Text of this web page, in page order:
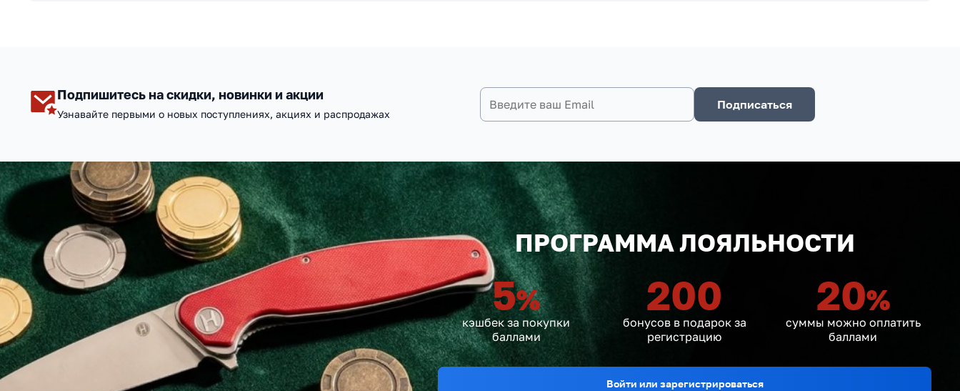
Подпишитесь на скидки, новинки и акции
Узнавайте первыми о новых поступлениях, акциях и распродажах
Подписаться
ПРОГРАММА ЛОЯЛЬНОСТИ
5%
кэшбек за покупки
баллами
200
бонусов в подарок за
регистрацию
20%
суммы можно оплатить
баллами
Войти или зарегистрироваться